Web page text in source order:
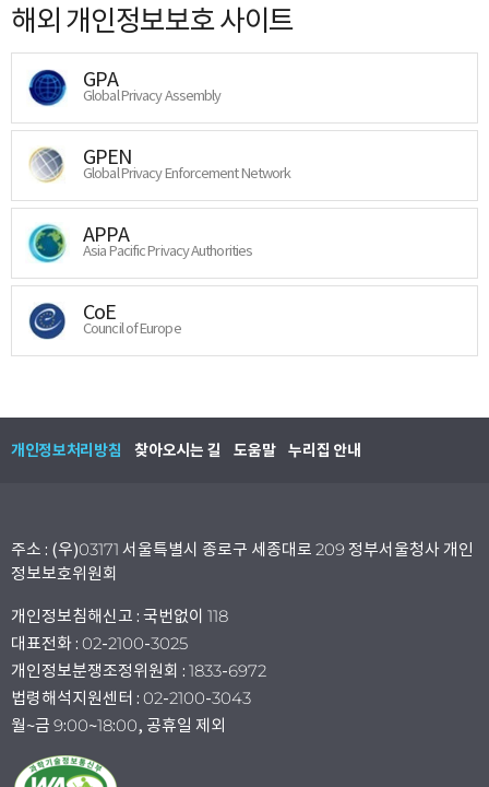
해외 개인정보보호 사이트
GPA
Global Privacy Assembly
GPEN
Global Privacy Enforcement Network
APPA
Asia Pacific Privacy Authorities
CoE
Council of Europe
개인정보처리방침 찾아오시는 길 도움말 누리집 안내
주소 : (우)03171 서울특별시 종로구 세종대로 209 정부서울청사 개인
정보보호위원회
개인정보침해신고 : 국번없이 118
대표전화 : 02-2100-3025
개인정보분쟁조정위원회 : 1833-6972
법령해석지원센터 : 02-2100-3043
월~금 9:00~18:00, 공휴일 제외